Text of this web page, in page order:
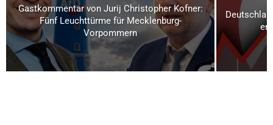
Gastkommentar von Jurij Christopher Kofner:
Fünf Leuchttürme für Mecklenburg-
Vorpommern